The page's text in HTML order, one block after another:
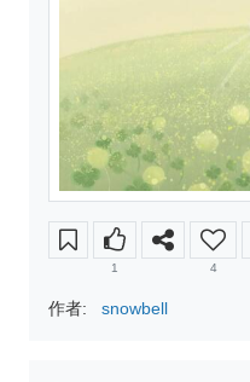
1 4
作者: snowbell